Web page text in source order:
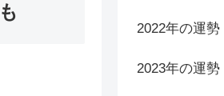
2022年の運勢
2023年の運勢